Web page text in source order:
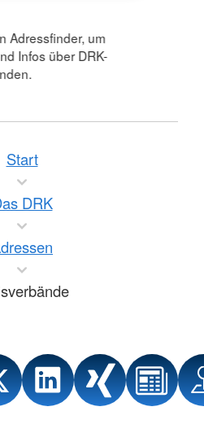
Adressfinder, um
Infos über DRK-
Start
DRK